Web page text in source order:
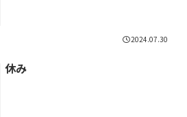
2024.07.30
休み